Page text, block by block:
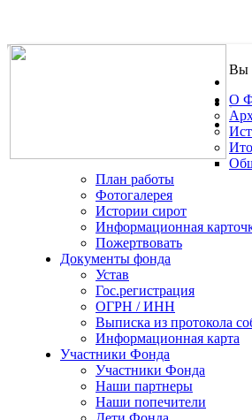
.
Вы
О
План работы
Фотогалерея
Истории сирот
Информационная
Пожертвовать
Документы фонда
Устав
Гос.регистрация
ОГРН / ИНН
Выписка из протокола
Информационная карта
Участники Фонда
Участники Фонда
Наши партнеры
Наши попечители